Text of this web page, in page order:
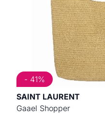
SAINT LAURENT
Gaael Shopper
- 41%